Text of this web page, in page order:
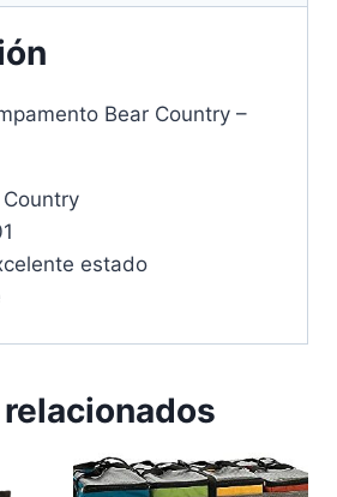
Bear Country –
estado